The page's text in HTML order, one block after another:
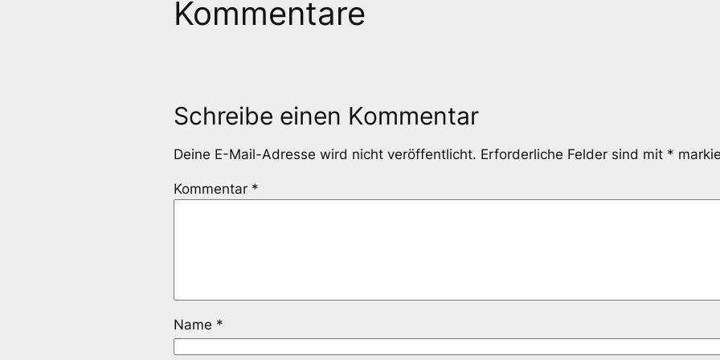
Kommentare
Schreibe einen Kommentar
Deine E-Mail-Adresse wird nicht veröffentlicht. Erforderliche Felder sind mit *
Kommentar *
Name *